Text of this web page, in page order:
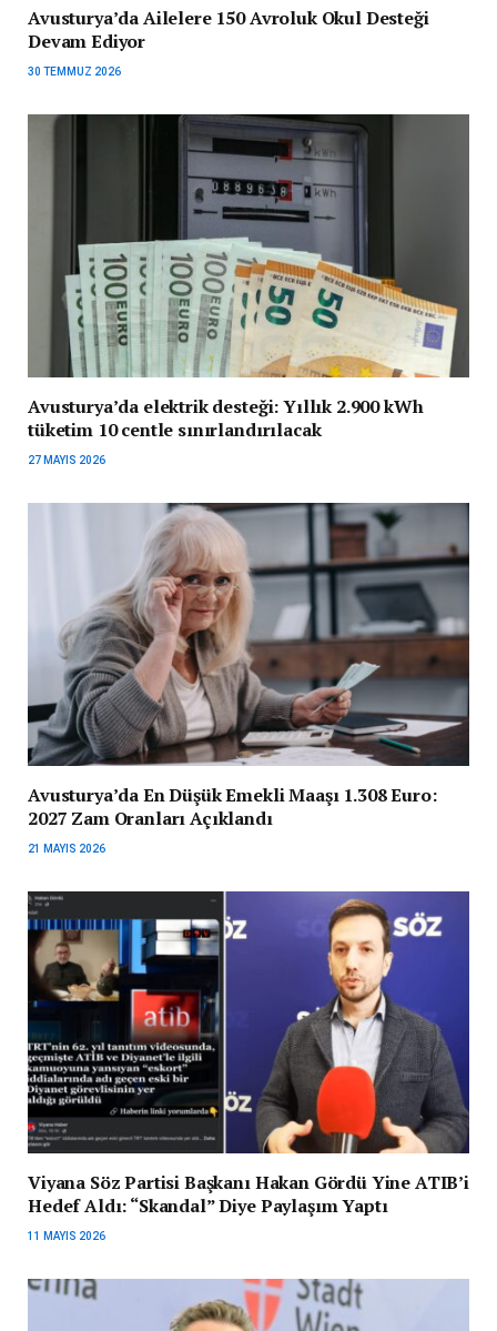
Avusturya’da Ailelere 150 Avroluk Okul Desteği
Devam Ediyor
30 TEMMUZ 2026
Avusturya’da elektrik desteği: Yıllık 2.900 kWh
tüketim 10 centle sınırlandırılacak
27 MAYIS 2026
Avusturya’da En Düşük Emekli Maaşı 1.308 Euro:
2027 Zam Oranları Açıklandı
21 MAYIS 2026
Viyana Söz Partisi Başkanı Hakan Gördü Yine ATIB’i
Hedef Aldı: “Skandal” Diye Paylaşım Yaptı
11 MAYIS 2026